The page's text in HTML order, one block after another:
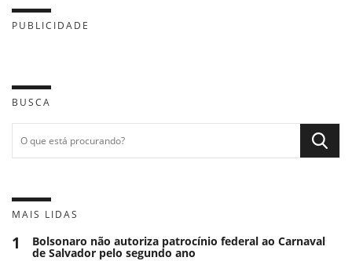
PUBLICIDADE
BUSCA
MAIS LIDAS
1 Bolsonaro não autoriza patrocínio federal ao Carnaval
de Salvador pelo segundo ano